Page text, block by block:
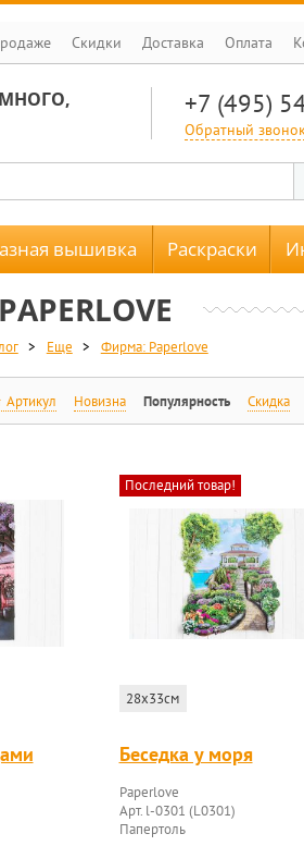
Скидки Доставка Оплата
+7 (495)
Обратный
вышивка Раскраски
PAPERLOVE
> Еще > Фирма: Paperlove
Артикул Новизна Популярность Скидка
Последний товар!
28x33см
Беседка у моря
Paperlove
Арт. l-0301 (L0301)
Папертоль